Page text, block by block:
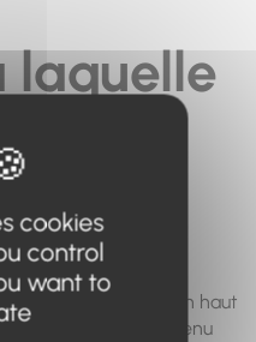
laquelle
à
plus.
de recherche en haut
pour trouver le contenu
cookies
control
want to